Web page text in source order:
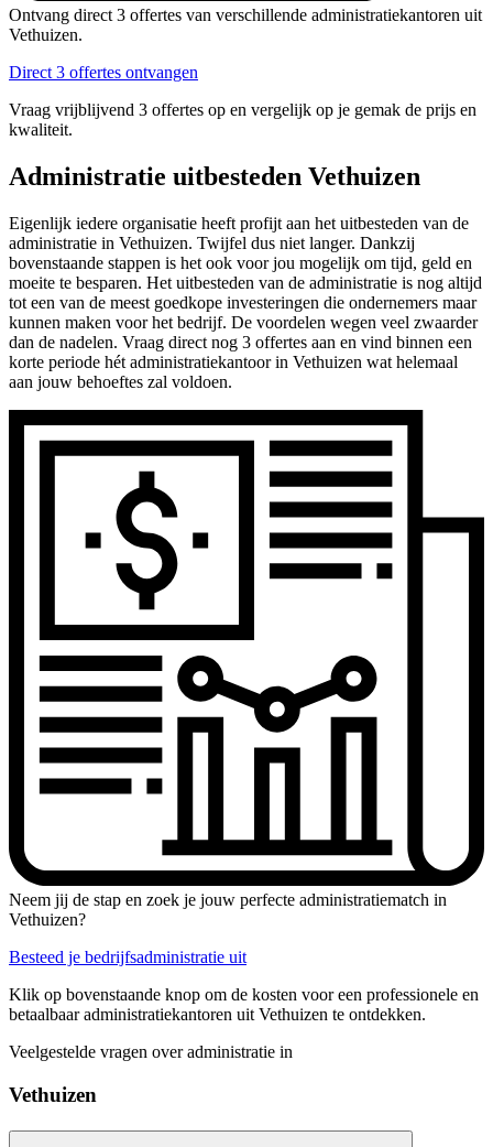
Ontvang direct 3 offertes van verschillende administratiekantoren uit
Vethuizen.
Direct 3 offertes ontvangen
Vraag vrijblijvend 3 offertes op en vergelijk op je gemak de prijs en
kwaliteit.
Administratie uitbesteden Vethuizen
Eigenlijk iedere organisatie heeft profijt aan het uitbesteden van de
administratie in Vethuizen. Twijfel dus niet langer. Dankzij
bovenstaande stappen is het ook voor jou mogelijk om tijd, geld en
moeite te besparen. Het uitbesteden van de administratie is nog altijd
tot een van de meest goedkope investeringen die ondernemers maar
kunnen maken voor het bedrijf. De voordelen wegen veel zwaarder
dan de nadelen. Vraag direct nog 3 offertes aan en vind binnen een
korte periode hét administratiekantoor in Vethuizen wat helemaal
aan jouw behoeftes zal voldoen.
Neem jij de stap en zoek je jouw perfecte administratiematch in
Vethuizen?
Besteed je bedrijfsadministratie uit
Klik op bovenstaande knop om de kosten voor een professionele en
betaalbaar administratiekantoren uit Vethuizen te ontdekken.
Veelgestelde vragen over administratie in
Vethuizen